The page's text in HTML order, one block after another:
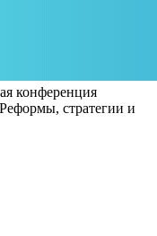
конференция
стратегии и